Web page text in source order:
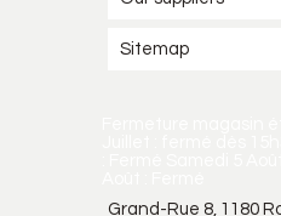
Sitemap
Grand-Rue 8, 1180